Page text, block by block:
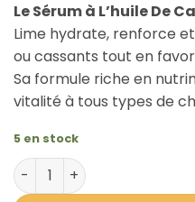
Le Sérum à L’huile De
Lime hydrate, renforce
ou cassants tout en
Sa formule riche en
vitalité à tous types de
5 en stock
quantité de Sérum à